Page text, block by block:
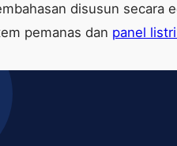
disusun secara
pemanas dan panel